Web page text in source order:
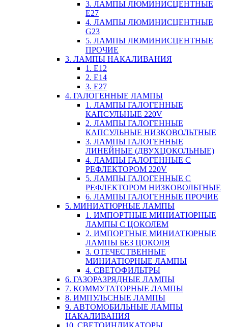
3. ЛАМПЫ ЛЮМИНИСЦЕНТНЫЕ
E27
4. ЛАМПЫ ЛЮМИНИСЦЕНТНЫЕ
G23
5. ЛАМПЫ ЛЮМИНИСЦЕНТНЫЕ
ПРОЧИЕ
3. ЛАМПЫ НАКАЛИВАНИЯ
1. E12
2. Е14
3. Е27
4. ГАЛОГЕННЫЕ ЛАМПЫ
1. ЛАМПЫ ГАЛОГЕННЫЕ
КАПСУЛЬНЫЕ 220V
2. ЛАМПЫ ГАЛОГЕННЫЕ
КАПСУЛЬНЫЕ НИЗКОВОЛЬТНЫЕ
3. ЛАМПЫ ГАЛОГЕННЫЕ
ЛИНЕЙНЫЕ (ДВУХЦОКОЛЬНЫЕ)
4. ЛАМПЫ ГАЛОГЕННЫЕ С
РЕФЛЕКТОРОМ 220V
5. ЛАМПЫ ГАЛОГЕННЫЕ С
РЕФЛЕКТОРОМ НИЗКОВОЛЬТНЫЕ
6. ЛАМПЫ ГАЛОГЕННЫЕ ПРОЧИЕ
5. МИНИАТЮРНЫЕ ЛАМПЫ
1. ИМПОРТНЫЕ МИНИАТЮРНЫЕ
ЛАМПЫ С ЦОКОЛЕМ
2. ИМПОРТНЫЕ МИНИАТЮРНЫЕ
ЛАМПЫ БЕЗ ЦОКОЛЯ
3. ОТЕЧЕСТВЕННЫЕ
МИНИАТЮРНЫЕ ЛАМПЫ
4. СВЕТОФИЛЬТРЫ
6. ГАЗОРАЗРЯДНЫЕ ЛАМПЫ
7. КОММУТАТОРНЫЕ ЛАМПЫ
8. ИМПУЛЬСНЫЕ ЛАМПЫ
9. АВТОМОБИЛЬНЫЕ ЛАМПЫ
НАКАЛИВАНИЯ
10. СВЕТОИНДИКАТОРЫ